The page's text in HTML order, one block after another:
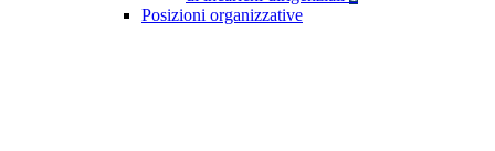
Posizioni organizzative